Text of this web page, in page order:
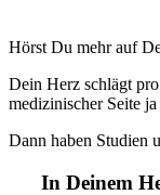
Hörst Du mehr auf
Dein Herz schlägt
medizinischer Seite
Dann haben Studien
In Deinem